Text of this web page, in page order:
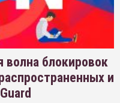
волна блокировок
и